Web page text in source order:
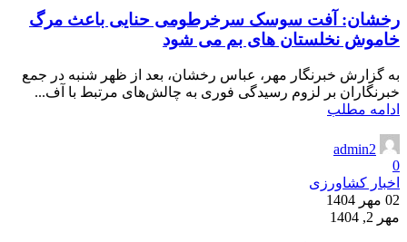
رخشان: آفت سوسک سرخرطومی حنایی باعث مرگ
خاموش نخلستان های بم می شود
به گزارش خبرنگار مهر، عباس رخشان، بعد از ظهر شنبه در جمع
خبرنگاران بر لزوم رسیدگی فوری به چالش‌های مرتبط با آف...
ادامه مطلب
admin2
0
اخبار کشاورزی
02 مهر 1404
مهر 2, 1404